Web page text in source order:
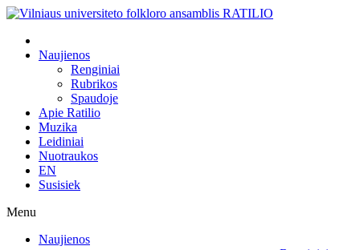
Naujienos
Renginiai
Rubrikos
Spaudoje
Apie Ratilio
Muzika
Leidiniai
Nuotraukos
EN
Susisiek
Menu
Naujienos